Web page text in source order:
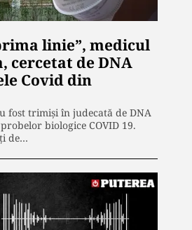
linie”, medicul
cercetat de DNA
Covid din
fost trimiși în judecată de DNA
biologice COVID 19.
de…